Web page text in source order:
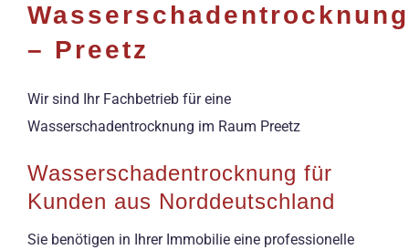
Wasserschadentrocknung
– Preetz
Wir sind Ihr Fachbetrieb für eine
Wasserschadentrocknung im Raum Preetz
Wasserschadentrocknung für
Kunden aus Norddeutschland
Sie benötigen in Ihrer Immobilie eine professionelle